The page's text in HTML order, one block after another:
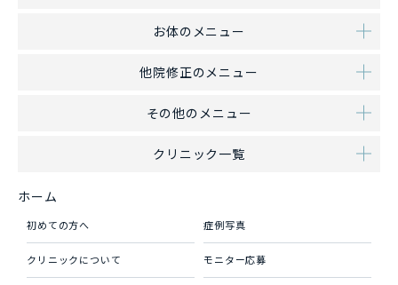
お体のメニュー
他院修正のメニュー
その他のメニュー
クリニック一覧
ホーム
初めての方へ 症例写真
クリニックについて モニター応募